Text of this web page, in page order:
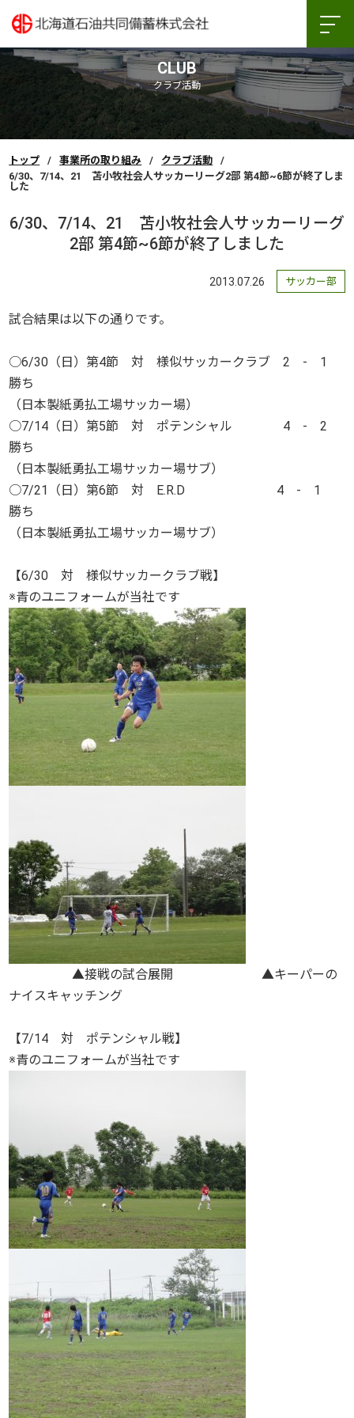
CLUB
クラブ活動
トップ 事業所の取り組み
クラブ活動
6/30、7/14、21 苫小牧社会人サッカーリーグ2部 第4節~6節が終了しま
した
6/30、7/14、21 苫小牧社会人サッカーリーグ
2部 第4節~6節が終了しました
2013.07.26 サッカー部
試合結果は以下の通りです。
○6/30（日）第4節 対 様似サッカークラブ 2 - 1
勝ち
（日本製紙勇払工場サッカー場）
○7/14（日）第5節 対 ポテンシャル 4 - 2
勝ち
（日本製紙勇払工場サッカー場サブ）
○7/21（日）第6節 対 E.R.D 4 - 1
勝ち
（日本製紙勇払工場サッカー場サブ）
【6/30 対 様似サッカークラブ戦】
※青のユニフォームが当社です
▲接戦の試合展開 ▲キーパーの
ナイスキャッチング
【7/14 対 ポテンシャル戦】
※青のユニフォームが当社です